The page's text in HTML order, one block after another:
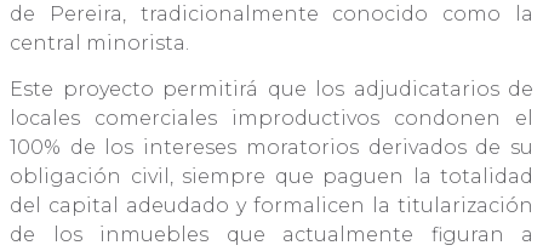
de Pereira, tradicionalmente conocido como la
central minorista.
Este proyecto permitirá que los adjudicatarios de
locales comerciales improductivos condonen el
100% de los intereses moratorios derivados de su
obligación civil, siempre que paguen la totalidad
del capital adeudado y formalicen la titularización
de los inmuebles que actualmente figuran a